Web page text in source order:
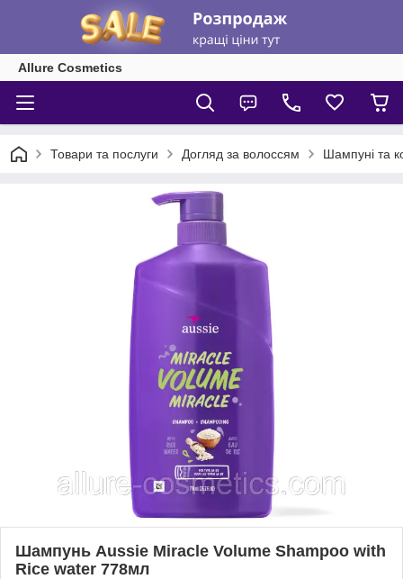
Allure Cosmetics
Товари та послуги Догляд за волоссям Шампуні та
Шампунь Aussie Miracle Volume Shampoo with
Rice water 778мл